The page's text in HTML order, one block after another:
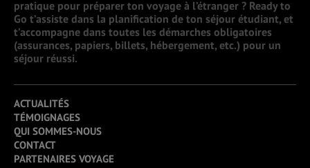
pratique pour préparer ton voyage à l’étranger ? Ready to
Go t’assiste dans la planification de ton séjour étudiant, et
t’accompagne dans toutes les démarches obligatoires
(assurances, papiers, billets, hébergement, etc.) pour un
séjour réussi.
ACTUALITÉS
TÉMOIGNAGES
QUI SOMMES-NOUS
CONTACT
PARTENAIRES VOYAGE